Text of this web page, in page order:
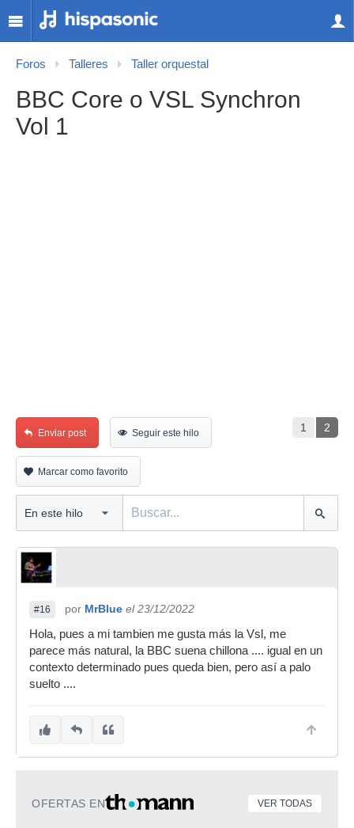
Foros Talleres Taller orquestal
BBC Core o VSL Synchron
Vol 1
1 2
Enviar post Seguir este hilo
Marcar como favorito
#16 por MrBlue el 23/12/2022
Hola, pues a mi tambien me gusta más la Vsl, me
parece más natural, la BBC suena chillona .... igual en un
contexto determinado pues queda bien, pero así a palo
suelto ....
OFERTAS EN VER TODAS